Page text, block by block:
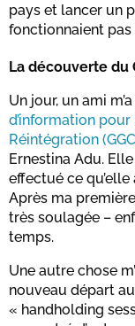
pays et lancer un
fonctionnaient pas
La découverte du
Un jour, un ami
d’information
Réintégration
Ernestina Adu.
effectué ce
Après ma
très soulagée –
temps.
Une autre chose
nouveau départ
« handholding